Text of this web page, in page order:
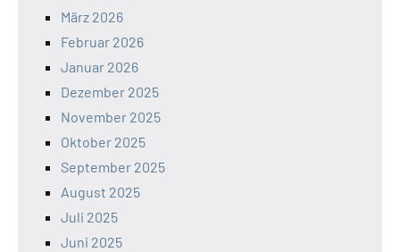
März 2026
Februar 2026
Januar 2026
Dezember 2025
November 2025
Oktober 2025
September 2025
August 2025
Juli 2025
Juni 2025